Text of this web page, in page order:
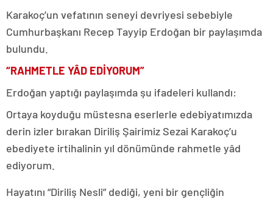
Karakoç’un vefatının seneyi devriyesi sebebiyle
Cumhurbaşkanı Recep Tayyip Erdoğan bir paylaşımda
bulundu.
“RAHMETLE YÂD EDİYORUM”
Erdoğan yaptığı paylaşımda şu ifadeleri kullandı:
Ortaya koyduğu müstesna eserlerle edebiyatımızda
derin izler bırakan Diriliş Şairimiz Sezai Karakoç’u
ebediyete irtihalinin yıl dönümünde rahmetle yâd
ediyorum.
Hayatını “Diriliş Nesli” dediği, yeni bir gençliğin